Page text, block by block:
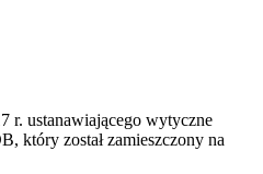
r. ustanawiającego wytyczne
który został zamieszczony na